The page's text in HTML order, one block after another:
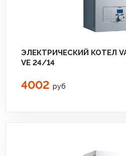
ЭЛЕКТРИЧЕСКИЙ КОТЕЛ
VE 24/14
4002 руб